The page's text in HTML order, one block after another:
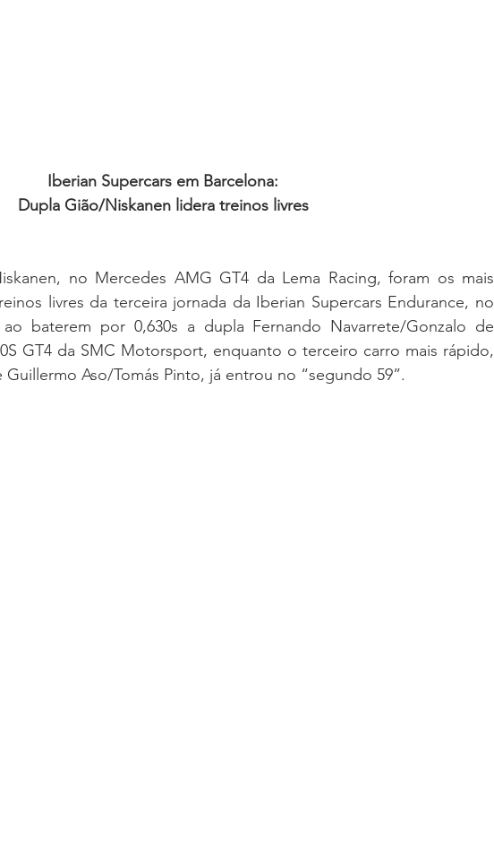
Iberian Supercars em Barcelona:
Dupla Gião/Niskanen lidera treinos livres
no Mercedes AMG GT4 da Lema Racing, foram os mais
livres da terceira jornada da Iberian Supercars Endurance, no
baterem por 0,630s a dupla Fernando Navarrete/Gonzalo de
GT4 da SMC Motorsport, enquanto o terceiro carro mais rápido,
Guillermo Aso/Tomás Pinto, já entrou no “segundo 59”.